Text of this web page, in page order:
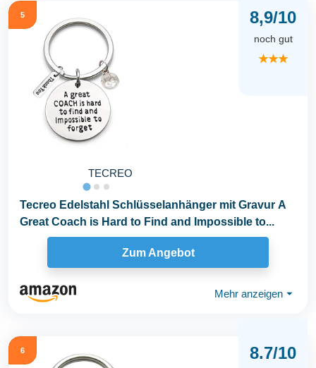
5
TECREO
8,9/10
noch gut
★★★
Tecreo Edelstahl Schlüsselanhänger mit Gravur A
Great Coach is Hard to Find and Impossible to...
Zum Angebot
Mehr anzeigen ⏷
6 8.7/10